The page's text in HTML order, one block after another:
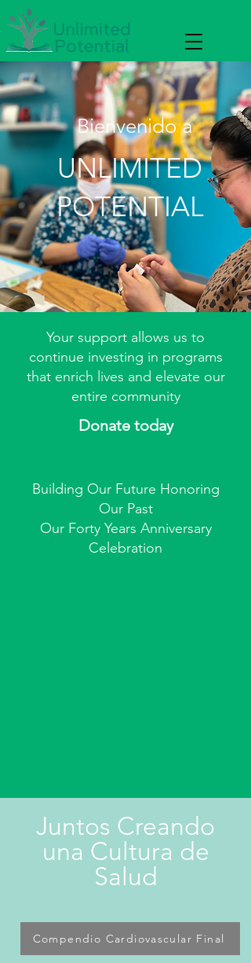
Bienvenido a
UNLIMITED
POTENTIAL
Your support allows us to
continue investing in programs
that enrich lives and elevate our
entire community
Donate today
Building Our Future Honoring
Our Past
Our Forty Years Anniversary
Celebration
Juntos Creando
una Cultura de
Salud
Compendio Cardiovascular Final